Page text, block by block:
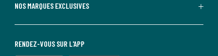
NOS MARQUES EXCLUSIVES
RENDEZ-VOUS SUR L'APP